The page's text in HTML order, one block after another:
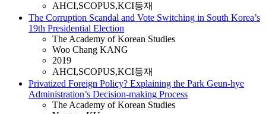
AHCI,SCOPUS,KCI등재
The Corruption Scandal and Vote Switching in South Korea’s
19th Presidential Election
The Academy of Korean Studies
Woo Chang KANG
2019
AHCI,SCOPUS,KCI등재
Privatized Foreign Policy? Explaining the Park Geun-hye
Administration’s Decision-making Process
The Academy of Korean Studies